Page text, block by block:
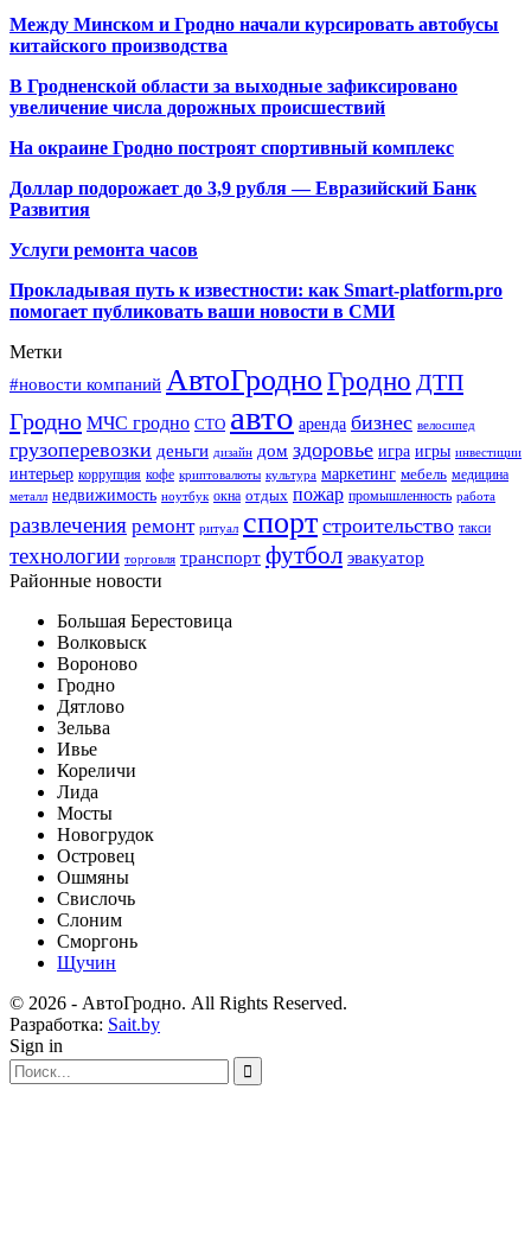
Между Минском и Гродно начали курсировать автобусы
китайского производства
В Гродненской области за выходные зафиксировано
увеличение числа дорожных происшествий
На окраине Гродно построят спортивный комплекс
Доллар подорожает до 3,9 рубля — Евразийский Банк
Развития
Услуги ремонта часов
Прокладывая путь к известности: как Smart-platform.pro
помогает публиковать ваши новости в СМИ
Метки
#новости компаний АвтоГродноГродно ДТП
Гродно МЧС гродно СТО авто аренда бизнес велосипед
грузоперевозки деньги дизайн дом здоровье игра игры инвестиции
интерьер коррупция кофе криптовалюты культура маркетинг мебель медицина
металл недвижимость ноутбук окна отдых пожар промышленность работа
развлечения ремонт ритуал спорт строительство такси
технологии торговля транспорт футбол эвакуатор
Районные новости
Большая Берестовица
Волковыск
Вороново
Гродно
Дятлово
Зельва
Ивье
Кореличи
Лида
Мосты
Новогрудок
Островец
Ошмяны
Свислочь
Слоним
Сморгонь
Щучин
© 2026 - АвтоГродно. All Rights Reserved.
Разработка: Sait.by
Sign in